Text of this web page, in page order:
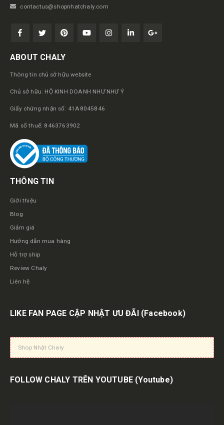
contactus@shopnhatchaly.com
ABOUT CHALY
Thông tin chủ sở hữu website
Chủ sở hữu: HỘ KINH DOANH NHƯ NHƯ Ý
Giấy chứng nhận số: 41A8045846
Mã số thuế: 8463763902
THÔNG TIN
Giới thiệu
Blog
Giảm giá
Hướng dẫn mua hàng
Hỗ trợ ship
Review Chaly
Liên hệ
LIKE FAN PAGE CẬP NHẬT ƯU ĐÃI (Facebook)
Shop Nhật Chaly
FOLLOW CHALY TRÊN YOUTUBE (Youtube)